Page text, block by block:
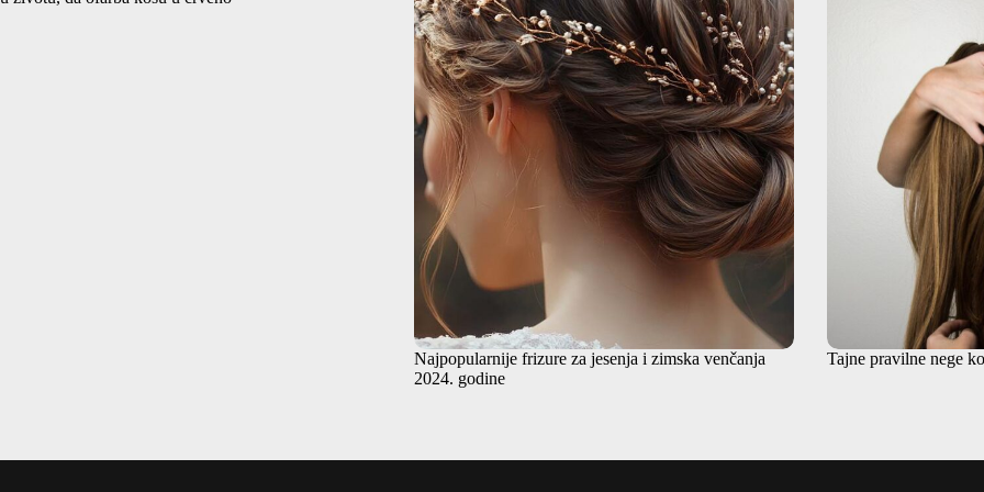
Najpopularnije frizure za jesenja i zimska venčanja
2024. godine
Tajne pravilne nege